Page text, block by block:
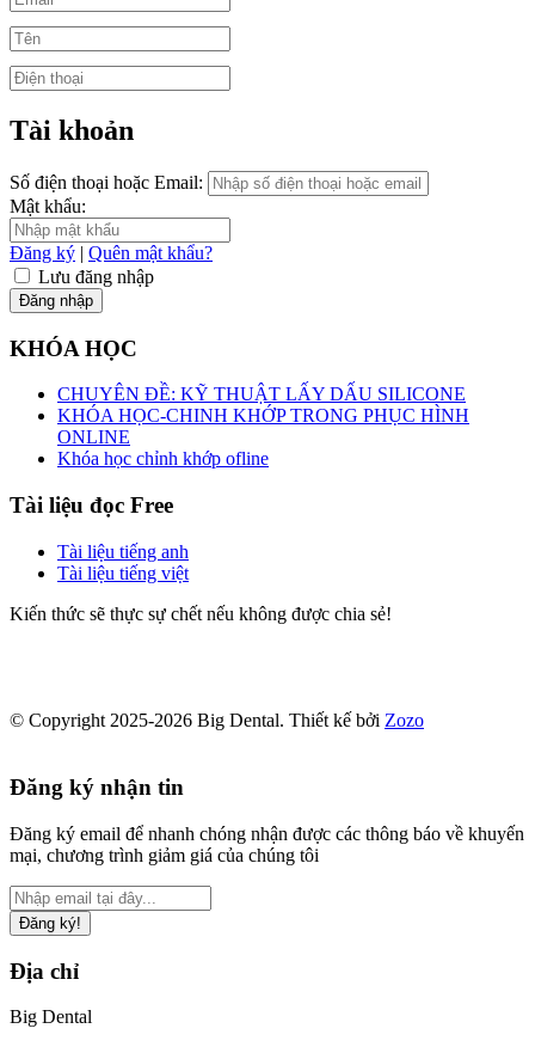
Tài khoản
Số điện thoại hoặc Email:
Mật khẩu:
Đăng ký | Quên mật khẩu?
Lưu đăng nhập
Đăng nhập
KHÓA HỌC
CHUYÊN ĐỀ: KỸ THUẬT LẤY DẤU SILICONE
KHÓA HỌC-CHINH KHỚP TRONG PHỤC HÌNH
ONLINE
Khóa học chỉnh khớp ofline
Tài liệu đọc Free
Tài liệu tiếng anh
Tài liệu tiếng việt
Kiến thức sẽ thực sự chết nếu không được chia sẻ!
© Copyright 2025-2026 Big Dental. Thiết kế bởi Zozo
Đăng ký nhận tin
Đăng ký email để nhanh chóng nhận được các thông báo về khuyến
mại, chương trình giảm giá của chúng tôi
Đăng ký!
Địa chỉ
Big Dental